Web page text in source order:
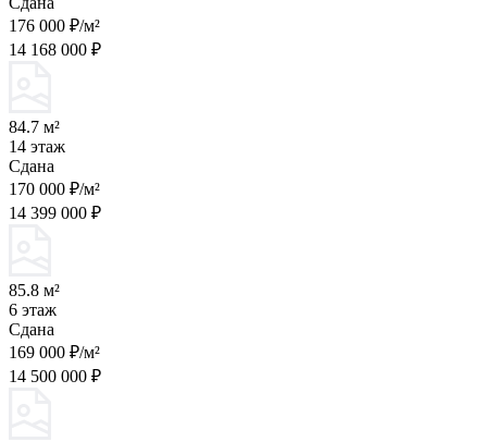
176 000 ₽/м²
14 168 000 ₽
84.7 м²
14 этаж
Сдана
170 000 ₽/м²
14 399 000 ₽
85.8 м²
6 этаж
Сдана
169 000 ₽/м²
14 500 000 ₽